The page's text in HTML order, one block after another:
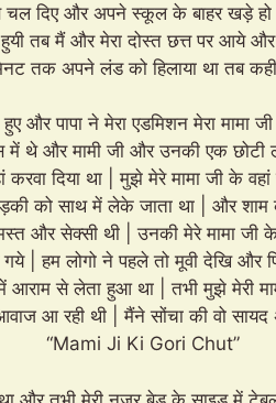
चल दिए और अपने स्कूल के बाहर खड़े
तब मैं और मेरा दोस्त छत्त पर आये और
तक अपने लंड को हिलाया था तब
और पापा ने मेरा एडमिशन मेरा मामा
में थे और मामी जी और उनकी एक छोटी
करवा दिया था | मुझे मेरे मामा जी
को साथ में लेके जाता था | और
मस्त और सेक्सी थी | उनकी मेरे मामा
| हम लोगो ने पहले तो मूवी देखि और
से लेता हुआ था | तभी मुझे मेरी
आ रही थी | मैंने सोंचा की वो
Ji Ki Gori Chut”